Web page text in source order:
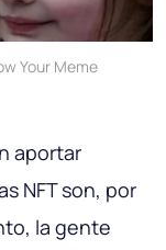
Your Meme
aportar
NFT son, por
la gente